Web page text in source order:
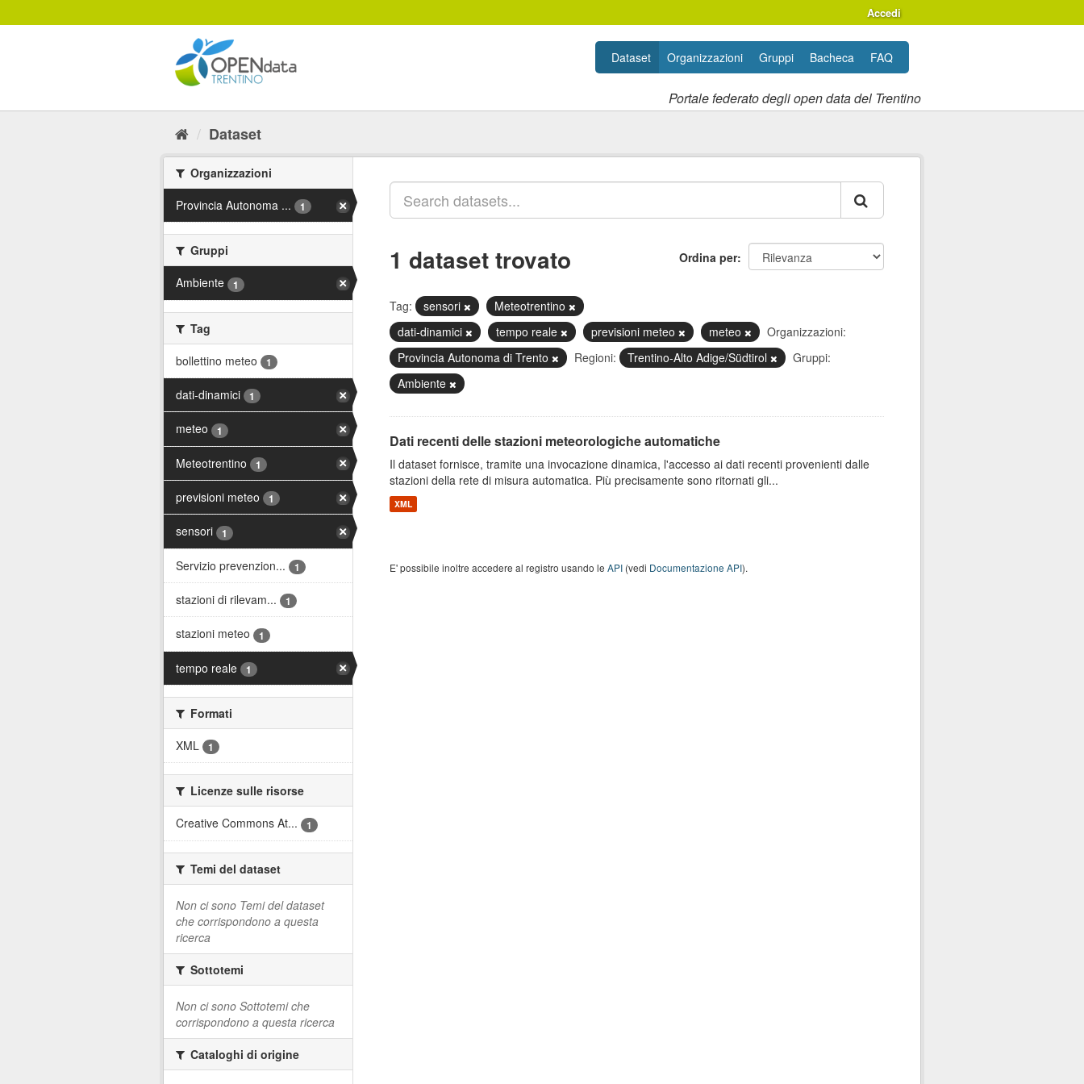
al
Accedi
Portale federato degli open data del Trentino
Dataset Organizzazioni Gruppi Bacheca FAQ
Dataset
Organizzazioni
Provincia Autonoma ...
1
Gruppi
Ambiente
1
Tag
bollettino meteo
1
dati-dinamici 1
meteo 1
Meteotrentino 1
previsioni meteo 1
sensori 1
Servizio prevenzion... 1
stazioni di rilevam... 1
stazioni meteo 1
tempo reale 1
Formati
XML
1
Licenze sulle risorse
Creative Commons At...
1
Temi del dataset
Non ci sono Temi del dataset
che corrispondono a questa
ricerca
Sottotemi
Non ci sono Sottotemi che
corrispondono a questa ricerca
Cataloghi di origine
Ordina per
1 dataset trovato
Tag: sensori
Meteotrentino
dati-dinamici
tempo reale previsioni meteo meteo
Organizzazioni:
Provincia Autonoma di Trento
Regioni: Trentino-Alto Adige/Südtirol
Gruppi:
Ambiente
Dati recenti delle stazioni meteorologiche automatiche
Il dataset fornisce, tramite una invocazione dinamica, l'accesso ai dati recenti provenienti dalle
stazioni della rete di misura automatica. Più precisamente sono ritornati gli...
XML
E' possibile inoltre accedere al registro usando le API(vedi Documentazione API).